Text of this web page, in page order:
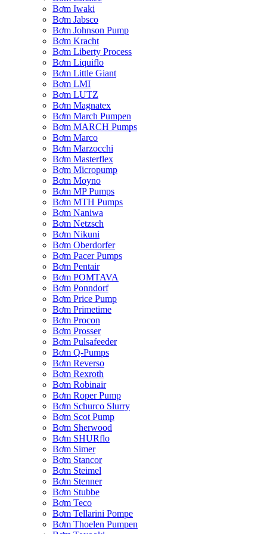
Bơm Iwaki
Bơm Jabsco
Bơm Johnson Pump
Bơm Kracht
Bơm Liberty Process
Bơm Liquiflo
Bơm Little Giant
Bơm LMI
Bơm LUTZ
Bơm Magnatex
Bơm March Pumpen
Bơm MARCH Pumps
Bơm Marco
Bơm Marzocchi
Bơm Masterflex
Bơm Micropump
Bơm Moyno
Bơm MP Pumps
Bơm MTH Pumps
Bơm Naniwa
Bơm Netzsch
Bơm Nikuni
Bơm Oberdorfer
Bơm Pacer Pumps
Bơm Pentair
Bơm POMTAVA
Bơm Ponndorf
Bơm Price Pump
Bơm Primetime
Bơm Procon
Bơm Prosser
Bơm Pulsafeeder
Bơm Q-Pumps
Bơm Reverso
Bơm Rexroth
Bơm Robinair
Bơm Roper Pump
Bơm Schurco Slurry
Bơm Scot Pump
Bơm Sherwood
Bơm SHURflo
Bơm Simer
Bơm Stancor
Bơm Steimel
Bơm Stenner
Bơm Stubbe
Bơm Teco
Bơm Tellarini Pompe
Bơm Thoelen Pumpen